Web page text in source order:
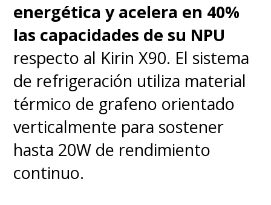
energética y acelera en 40%
las capacidades de su NPU
respecto al Kirin X90. El sistema
de refrigeración utiliza material
térmico de grafeno orientado
verticalmente para sostener
hasta 20W de rendimiento
continuo.